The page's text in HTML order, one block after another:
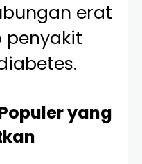
erat
penyakit
yang